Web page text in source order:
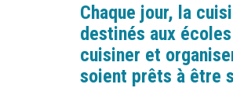
Chaque jour, la
destinés aux
cuisiner et
soient prêts à être